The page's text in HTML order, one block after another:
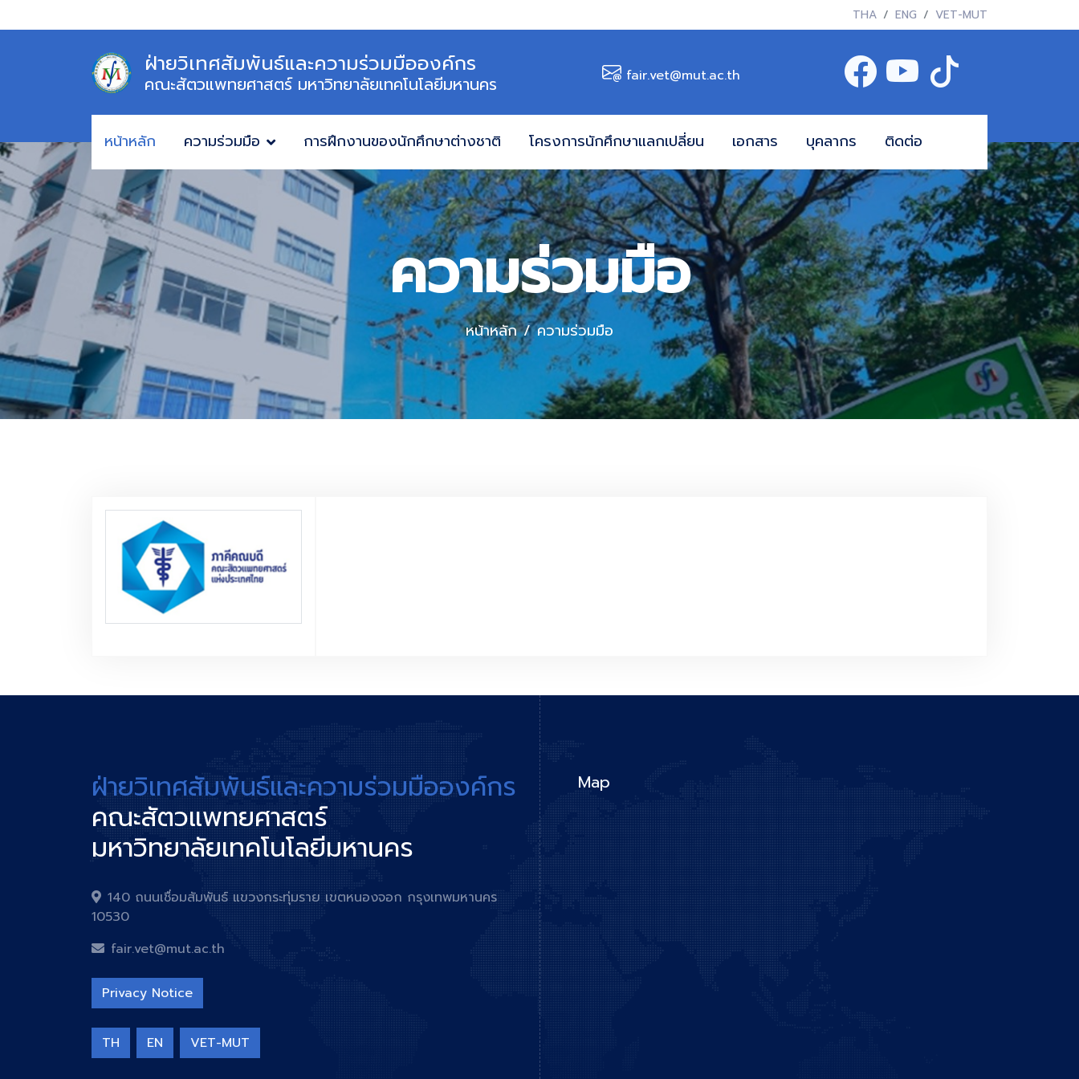
THA ENG VET-MUT
ฝ่ายวิเทศสัมพันธ์และความร่วมมือองค์กร
คณะสัตวแพทยศาสตร์ มหาวิทยาลัยเทคโนโลยีมหานคร fair.vet@mut.ac.th
หน้าหลัก ความร่วมมือ การฝึกงานของนักศึกษาต่างชาติ โครงการนักศึกษาแลกเปลี่ยน เอกสาร บุคลากร ติดต่อ
ความร่วมมือ
หน้าหลัก ความร่วมมือ
ฝ่ายวิเทศสัมพันธ์และความร่วมมือองค์กร
คณะสัตวแพทยศาสตร์
มหาวิทยาลัยเทคโนโลยีมหานคร
140 ถนนเชื่อมสัมพันธ์ แขวงกระทุ่มราย เขตหนองจอก กรุงเทพมหานคร
10530
fair.vet@mut.ac.th
Privacy Notice
TH EN VET-MUT
Map